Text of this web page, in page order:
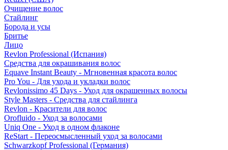
Очищение волос
Стайлинг
Борода и усы
Бритье
Лицо
Revlon Professional (Испания)
Средства для окрашивания волос
Equave Instant Beauty - Мгновенная красота волос
Pro You - Для ухода и укладки волос
Revlonissimo 45 Days - Уход для окрашенных волосы
Style Masters - Средства для стайлинга
Revlon - Красители для волос
Orofluido - Уход за волосами
Uniq One - Уход в одном флаконе
ReStart - Переосмысленный уход за волосами
Schwarzkopf Professional (Германия)